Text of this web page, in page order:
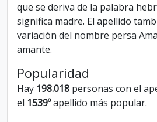
que se deriva de la palabra
significa madre. El apellido
variación del nombre persa
amante.
Popularidad
Hay 198.018 personas con el
el 1539ºapellido más popular.